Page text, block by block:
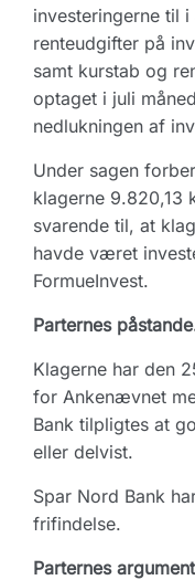
investeringerne til
renteudgifter på
samt kurstab og
optaget i juli
nedlukningen af
Under sagen
klagerne 9.820,13
svarende til, at
havde været
FormueInvest.
Parternes
Klagerne har den
for Ankenævnet
Bank tilpligtes at
eller delvist.
Spar Nord Bank
frifindelse.
Parternes